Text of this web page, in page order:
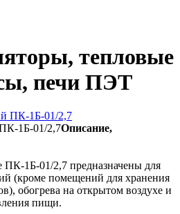
тепловые
печи ПЭТ
1Б-01/2,7Описание,
ПК-1Б-01/2,7 предназначены для
(кроме помещений для хранения
обогрева на открытом воздухе и
пищи.